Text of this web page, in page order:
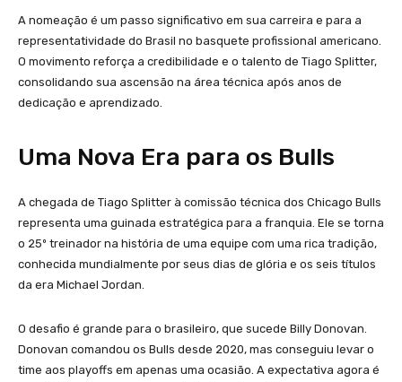
A nomeação é um passo significativo em sua carreira e para a
representatividade do Brasil no basquete profissional americano.
O movimento reforça a credibilidade e o talento de Tiago Splitter,
consolidando sua ascensão na área técnica após anos de
dedicação e aprendizado.
Uma Nova Era para os Bulls
A chegada de Tiago Splitter à comissão técnica dos Chicago Bulls
representa uma guinada estratégica para a franquia. Ele se torna
o 25º treinador na história de uma equipe com uma rica tradição,
conhecida mundialmente por seus dias de glória e os seis títulos
da era Michael Jordan.
O desafio é grande para o brasileiro, que sucede Billy Donovan.
Donovan comandou os Bulls desde 2020, mas conseguiu levar o
time aos playoffs em apenas uma ocasião. A expectativa agora é